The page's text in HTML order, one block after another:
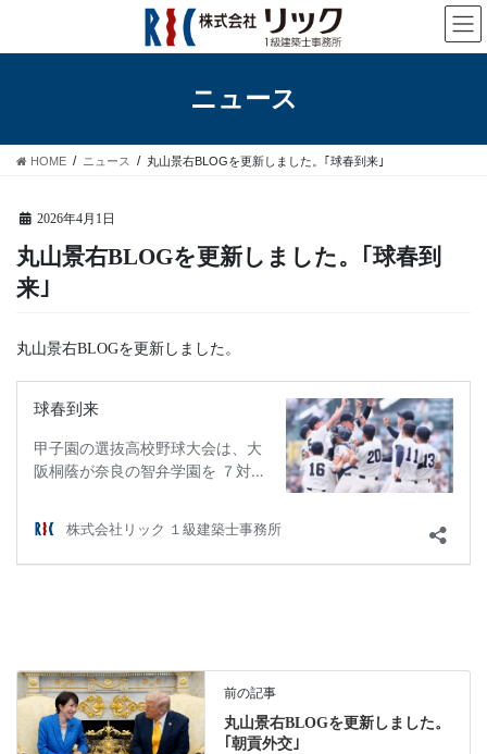
テ
ス
ゲ
ン
ニュース
HOME ニュース 丸山景右BLOGを更新しました。｢球春到来｣
2026年4月1日
丸山景右BLOGを更新しました。｢球春到
来｣
丸山景右BLOGを更新しました。
前の記事
丸山景右BLOGを更新しました。
｢朝貢外交｣